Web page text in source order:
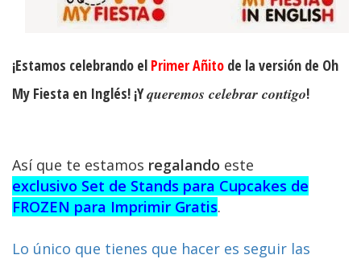
¡Estamos celebrando el Primer Añito de la versión de Oh
My Fiesta en Inglés! ¡Yqueremos celebrar contigo!
Así que te estamos regalando este
exclusivo Set de Stands para Cupcakes de
FROZEN para Imprimir Gratis.
Lo único que tienes que hacer es seguir las